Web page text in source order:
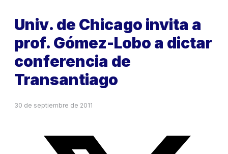
Univ. de Chicago invita a
prof. Gómez-Lobo a dictar
conferencia de
Transantiago
30 de septiembre de 2011